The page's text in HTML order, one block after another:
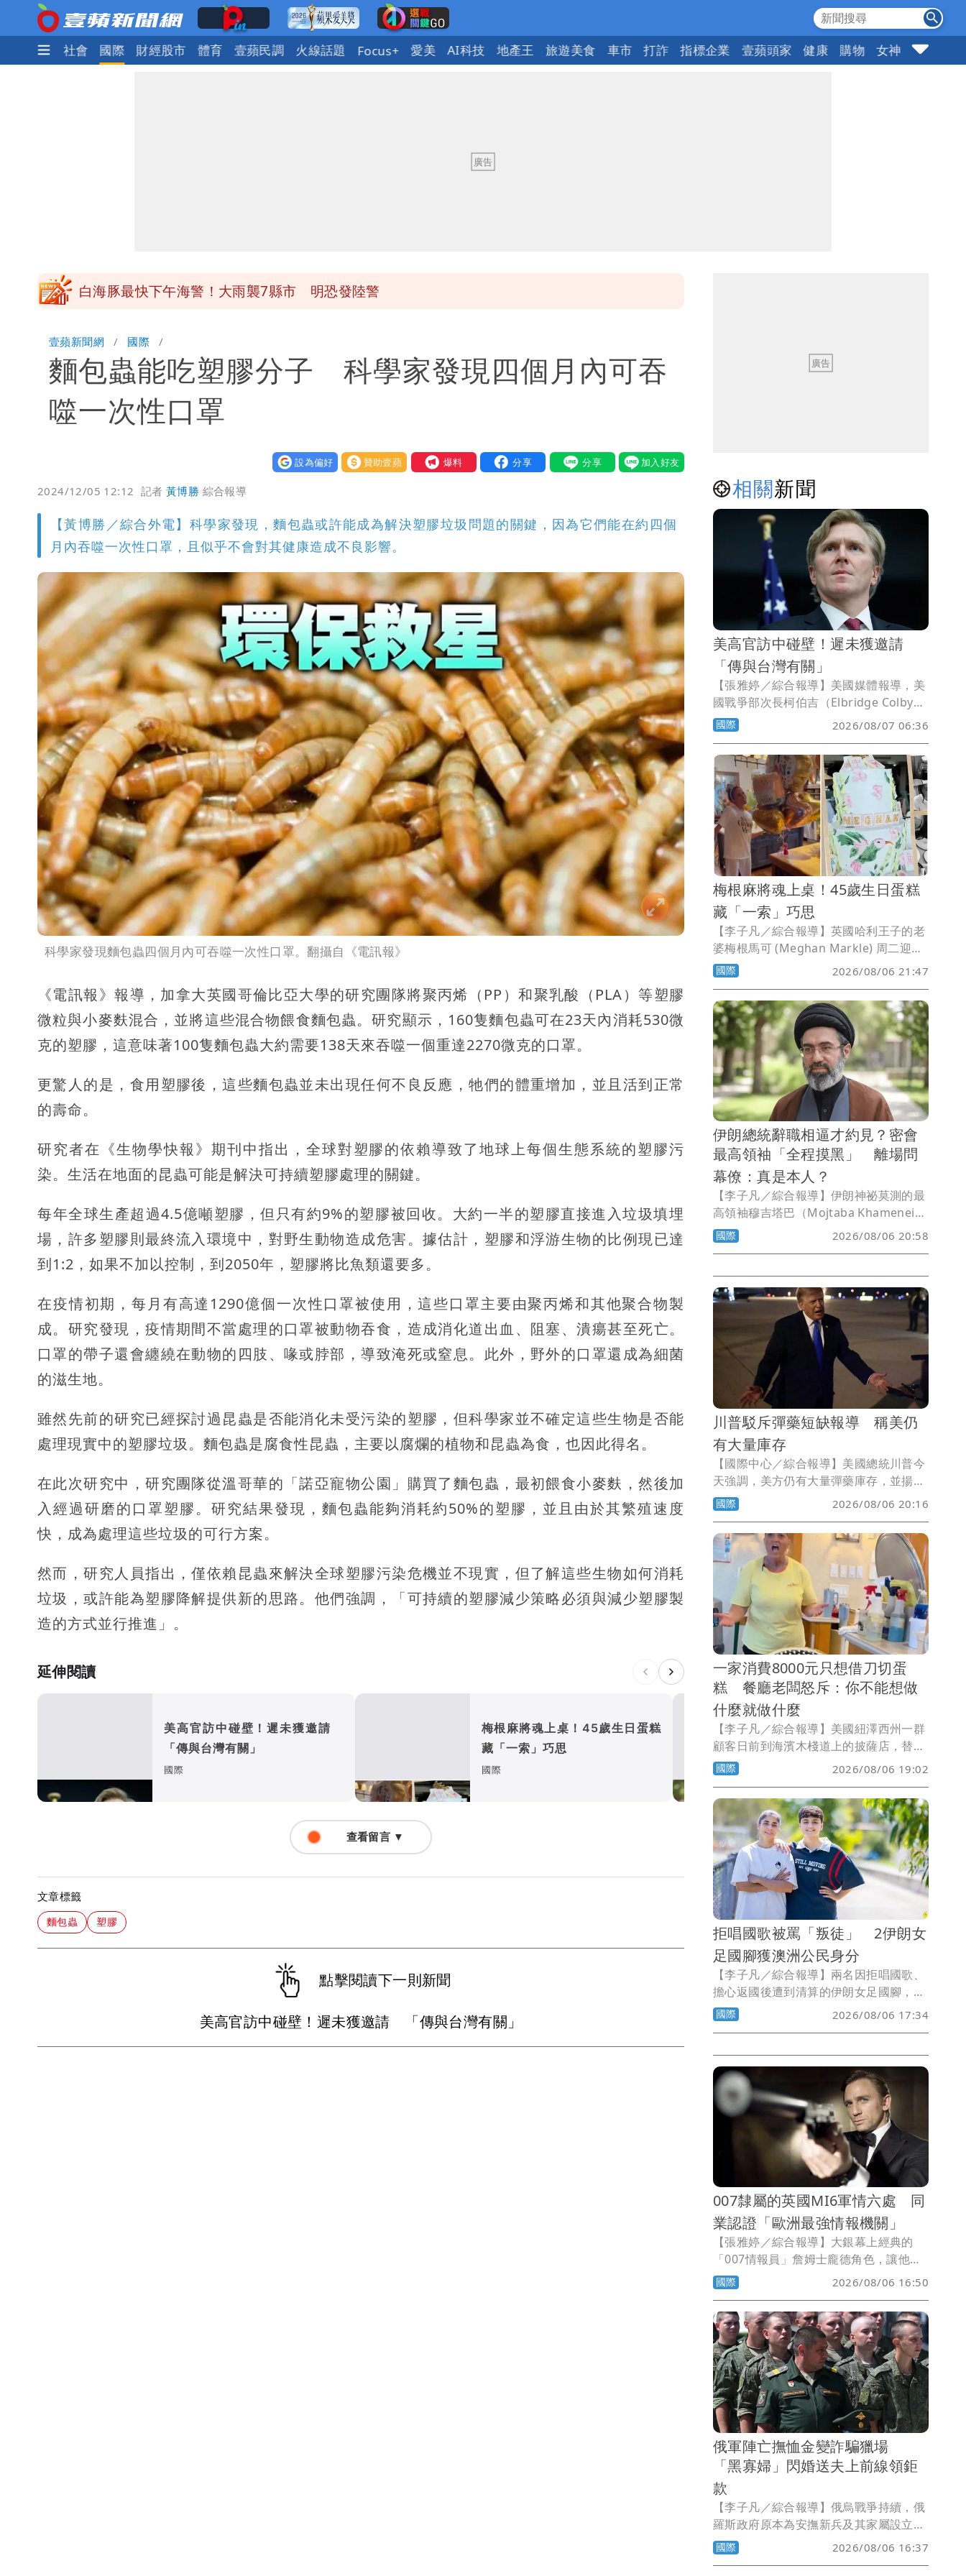
政治 社會 國際 財經股市 體育 壹蘋民調 火線話題 Focus+ 愛美 AI科技 地產王 旅遊美食 車市 打詐 指標企業 壹蘋頭家 健康 購物 女神 10點強打
白海豚最快下午海警！大雨襲7縣市 明恐發陸警
壹蘋新聞網 國際
麵包蟲能吃塑膠分子 科學家發現四個月內可吞
噬一次性口罩
設為偏好 贊助壹蘋 我要爆料
2024/12/05 12:12 記者黃博勝 綜合報導
【黃博勝／綜合外電】科學家發現，麵包蟲或許能成為解決塑膠垃圾問題的關鍵，因為它們能在約四個
月內吞噬一次性口罩，且似乎不會對其健康造成不良影響。
科學家發現麵包蟲四個月內可吞噬一次性口罩。翻攝自《電訊報》
《電訊報》報導，加拿大英國哥倫比亞大學的研究團隊將聚丙烯（PP）和聚乳酸（PLA）等塑膠
微粒與小麥麩混合，並將這些混合物餵食麵包蟲。研究顯示，160隻麵包蟲可在23天內消耗530微
克的塑膠，這意味著100隻麵包蟲大約需要138天來吞噬一個重達2270微克的口罩。
更驚人的是，食用塑膠後，這些麵包蟲並未出現任何不良反應，牠們的體重增加，並且活到正常
的壽命。
研究者在《生物學快報》期刊中指出，全球對塑膠的依賴導致了地球上每個生態系統的塑膠污
染。生活在地面的昆蟲可能是解決可持續塑膠處理的關鍵。
每年全球生產超過4.5億噸塑膠，但只有約9%的塑膠被回收。大約一半的塑膠直接進入垃圾填埋
場，許多塑膠則最終流入環境中，對野生動物造成危害。據估計，塑膠和浮游生物的比例現已達
到1:2，如果不加以控制，到2050年，塑膠將比魚類還要多。
在疫情初期，每月有高達1290億個一次性口罩被使用，這些口罩主要由聚丙烯和其他聚合物製
成。研究發現，疫情期間不當處理的口罩被動物吞食，造成消化道出血、阻塞、潰瘍甚至死亡。
口罩的帶子還會纏繞在動物的四肢、喙或脖部，導致淹死或窒息。此外，野外的口罩還成為細菌
的滋生地。
雖然先前的研究已經探討過昆蟲是否能消化未受污染的塑膠，但科學家並不確定這些生物是否能
處理現實中的塑膠垃圾。麵包蟲是腐食性昆蟲，主要以腐爛的植物和昆蟲為食，也因此得名。
在此次研究中，研究團隊從溫哥華的「諾亞寵物公園」購買了麵包蟲，最初餵食小麥麩，然後加
入經過研磨的口罩塑膠。研究結果發現，麵包蟲能夠消耗約50%的塑膠，並且由於其繁殖速度
快，成為處理這些垃圾的可行方案。
然而，研究人員指出，僅依賴昆蟲來解決全球塑膠污染危機並不現實，但了解這些生物如何消耗
垃圾，或許能為塑膠降解提供新的思路。他們強調，「可持續的塑膠減少策略必須與減少塑膠製
造的方式並行推進」。
延伸閱讀
美高官訪中碰壁！遲未獲邀請
「傳與台灣有關」
國際
梅根麻將魂上桌！45歲生日蛋糕
藏「一索」巧思
國際
伊朗總統辭職相逼才約見？
最高領袖「全程摸黑」 離
幕僚：真是本人？
查看留言 ▼
文章標籤
麵包蟲 塑膠
點擊閱讀下一則新聞
美高官訪中碰壁！遲未獲邀請 「傳與台灣有關」
相關新聞
美高官訪中碰壁！遲未獲邀請
「傳與台灣有關」
【張雅婷／綜合報導】美國媒體報導，美
國戰爭部次長柯伯吉（Elbridge Colby）
希望訪問中國，不過卻因為北京不滿美國
去年批准的對台軍售案，遲遲未提出邀
請。
國際 2026/08/07 06:36
梅根麻將魂上桌！45歲生日蛋糕
藏「一索」巧思
【李子凡／綜合報導】英國哈利王子的老
婆梅根馬可 (Meghan Markle) 周二迎來
45歲生日，不僅在社群平台分享自己躍入
戶外泳池的照片，感謝粉絲送上祝福，好
友更特別準備一款以麻將為主題的雙層蛋
糕，向她長年熱愛的休閒活動致敬。
國際 2026/08/06 21:47
伊朗總統辭職相逼才約見？密會
最高領袖「全程摸黑」 離場問
幕僚：真是本人？
【李子凡／綜合報導】伊朗神祕莫測的最
高領袖穆吉塔巴（Mojtaba Khamenei）
行蹤極度隱密，就連伊朗總統裴澤斯基安
（Masoud Pezeshkian），也不確定自
獨會面。
國際 2026/08/06 20:58
川普駁斥彈藥短缺報導 稱美仍
有大量庫存
【國際中心／綜合報導】美國總統川普今
天強調，美方仍有大量彈藥庫存，並揚言
追究散布美國彈藥短缺說法者的法律責
任。
國際 2026/08/06 20:16
一家消費8000元只想借刀切蛋
糕 餐廳老闆怒斥：你不能想做
什麼就做什麼
【李子凡／綜合報導】美國紐澤西州一群
顧客日前到海濱木棧道上的披薩店，替5
歲男童慶祝生日，沒想到用餐後向店家借
刀切蛋糕，竟遭老闆當場怒斥。雙方爭執
影片曝光後迅速在社群媒體瘋傳，也引發
網友對店家處理方式的激烈討論。
國際 2026/08/06 19:02
拒唱國歌被罵「叛徒」 2伊朗女
足國腳獲澳洲公民身分
【李子凡／綜合報導】兩名因拒唱國歌、
擔心返國後遭到清算的伊朗女足國腳，已
在澳洲展開新人生。34歲的拉梅扎尼薩德
（Atefeh Ramezanisadeh）與22歲的帕
在昆士蘭州布里斯本宣誓入籍，正式取得
澳洲公民身分。
國際 2026/08/06 17:34
007隸屬的英國MI6軍情六處 同
業認證「歐洲最強情報機關」
【張雅婷／綜合報導】大銀幕上經典的
「007情報員」詹姆士龐德角色，讓他隸
屬的英國「軍情六處」（MI6）名滿天
下。根據一項調查，來自歐洲25個國家約
60名受訪從業人員認為，歐洲各情報安全
機關之中，MI6整體能力最佳，可謂歐洲
最強大的對外情報機關。
國際 2026/08/06 16:50
俄軍陣亡撫恤金變詐騙獵場
「黑寡婦」閃婚送夫上前線領鉅
款
【李子凡／綜合報導】俄烏戰爭持續，俄
羅斯政府原本為安撫新兵及其家屬設立的
陣亡撫恤制度，如今卻被不法分子盯上。
美國CNN報導，俄國近年接連爆出所謂
國際 2026/08/06 16:37